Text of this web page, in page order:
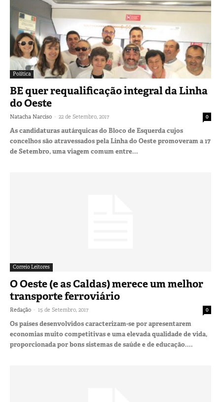
Política
BE quer requalificação integral da Linha
do Oeste
Natacha Narciso - 22 de Setembro, 2017 0
As candidaturas autárquicas do Bloco de Esquerda cujos
concelhos são atravessados pela Linha do Oeste promoveram a 17
de Setembro, uma viagem comum entre...
Correio Leitores
O Oeste (e as Caldas) merece um melhor
transporte ferroviário
Redação - 15 de Setembro, 2017 0
Os países desenvolvidos caracterizam-se por apresentarem
economias muito competitivas e uma elevada qualidade de vida,
proporcionada por bons sistemas de saúde e de educação....